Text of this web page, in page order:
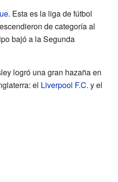
. Esta es la liga de fútbol
de categoría al
bajó a la Segunda
logró una gran hazaña en
el Liverpool F.C. y el